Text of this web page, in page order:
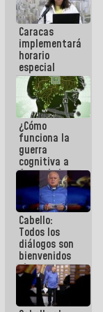
porque lo
que haces
es
embarrarla
Caracas
implementará
horario
especial
para
adaptarse
al plan de
ahorro
energético
¿Cómo
funciona la
guerra
cognitiva a
favor de la
narrativa
hegemónica?
(1)
Cabello:
Todos los
diálogos son
bienvenidos
siempre que
estén en el
marco de la
Constitución